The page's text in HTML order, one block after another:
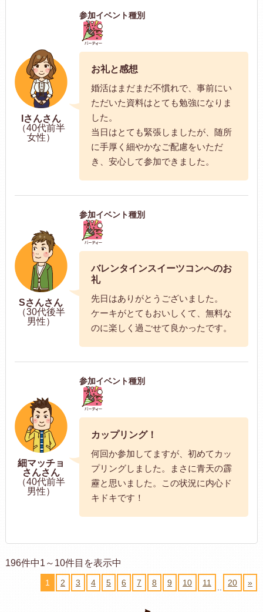
Iさんさん
（40代前半
女性）
参加イベント種別
お礼と感想
婚活はまだまだ不慣れで、事前にい
ただいた資料はとても勉強になりま
した。
当日はとても緊張しましたが、随所
に手厚く細やかなご配慮をいただ
き、安心して参加できました。
Sさんさん
（30代後半
男性）
参加イベント種別
バレンタインスイーツコンへのお
礼
先日はありがとうございました。
ケーキがとてもおいしくて、無料な
のに楽しく過ごせて良かったです。
細マッチョ
さんさん
（40代前半
男性）
参加イベント種別
カップリング！
何回か参加してますが、初めてカッ
プリングしました。まさに青天の霹
靂と思いました。この状況に内心ド
キドキです！
196件中1～10件目を表示中
1 2 3 4 5 6 7 8 9 10 11 20 »